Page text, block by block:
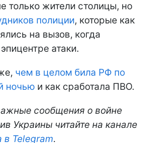
только жители столицы, но
полиции, которые как
на вызов, когда
атаки.
чем в целом била РФ по
ночью и как сработала ПВО.
сообщения о войне
Украины читайте на канале
в Telegram.